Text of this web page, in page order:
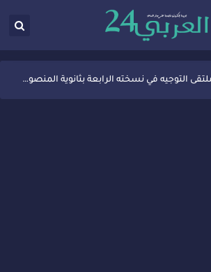
ثانوية المنصور الذهبي بسيدي قاسم تُعزّز ثقافة التوجيه المدرسي بمبادرة نوعية تجمع بين التفاعل والتكريم
التوجيه في نسخته الرابعة بثانوية المنصور الذهبي بسيدي قاسم